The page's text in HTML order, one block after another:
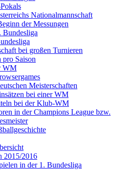
Nationalmannschaft
der Messungen
Bundesliga
bei großen Turnieren
pro Saison
WM
Meisterschaften
bei einer WM
bei der Klub-WM
in der Champions League bzw.
2015/2016
in der 1. Bundesliga